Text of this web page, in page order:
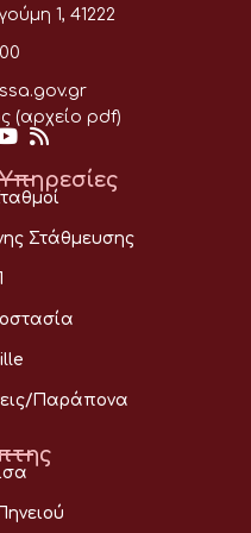
1, 41222
(αρχείο pdf)
Στάθμευσης
Παράπονα